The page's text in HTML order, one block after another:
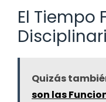
El Tiempo
Quizás
son las